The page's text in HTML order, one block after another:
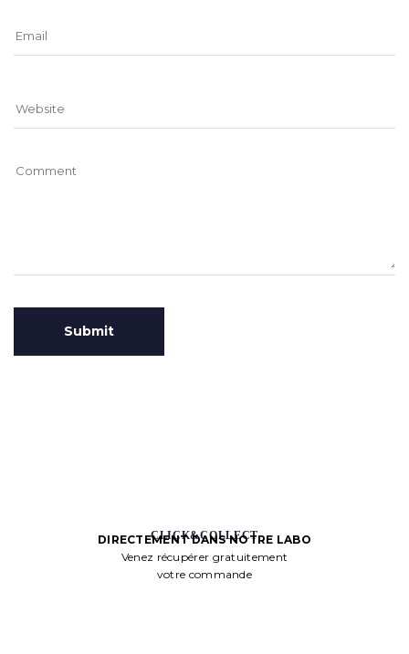
CLICK&COLLECT
DIRECTEMENT DANS NOTRE LABO
Venez récupérer gratuitement
votre commande